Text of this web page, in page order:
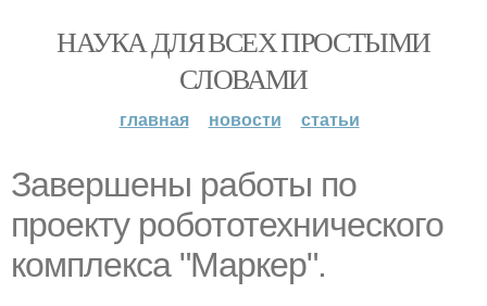
НАУКА ДЛЯ ВСЕХ ПРОСТЫМИ
СЛОВАМИ
главная новости статьи
Завершены работы по
проекту робототехнического
комплекса "Маркер".